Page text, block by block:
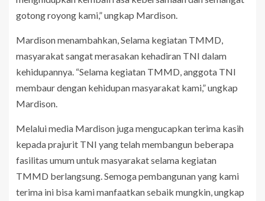
gotong royong kami,” ungkap Mardison.
Mardison menambahkan, Selama kegiatan TMMD,
masyarakat sangat merasakan kehadiran TNI dalam
kehidupannya. “Selama kegiatan TMMD, anggota TNI
membaur dengan kehidupan masyarakat kami,” ungkap
Mardison.
Melalui media Mardison juga mengucapkan terima kasih
kepada prajurit TNI yang telah membangun beberapa
fasilitas umum untuk masyarakat selama kegiatan
TMMD berlangsung. Semoga pembangunan yang kami
terima ini bisa kami manfaatkan sebaik mungkin, ungkap